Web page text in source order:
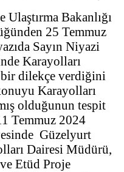
Bakanlığı
25 Temmuz
Sayın Niyazi
Karayolları
dilekçe verdiğini
Karayolları
olduğunun tespit
Temmuz 2024
Güzelyurt
Dairesi Müdürü,
Etüd Proje